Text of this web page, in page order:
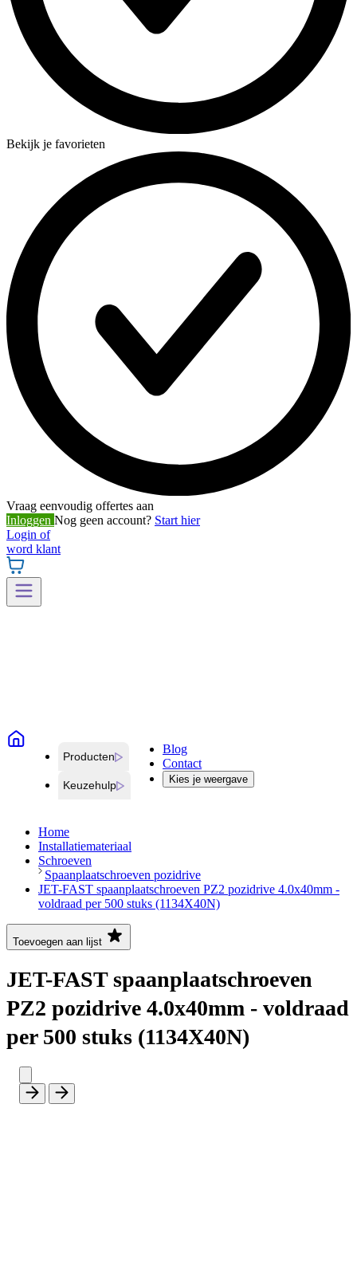
Bekijk je favorieten
Vraag eenvoudig offertes aan
Inloggen Nog geen account? Start hier
Login of
word klant
Producten
Keuzehulp
Blog
Contact
Kies je weergave
Home
Installatiemateriaal
Schroeven
Spaanplaatschroeven pozidrive
JET-FAST spaanplaatschroeven PZ2 pozidrive 4.0x40mm -
voldraad per 500 stuks (1134X40N)
Toevoegen aan lijst
JET-FAST spaanplaatschroeven
PZ2 pozidrive 4.0x40mm - voldraad
per 500 stuks (1134X40N)